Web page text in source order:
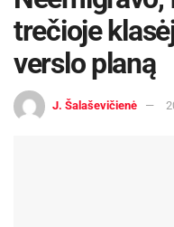
trečioje
verslo planą
J. Šalaševičienė